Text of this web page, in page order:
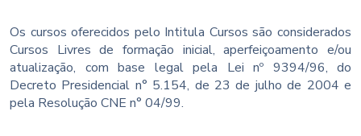
Os cursos oferecidos pelo Intitula Cursos são considerados
Cursos Livres de formação inicial, aperfeiçoamento e/ou
atualização, com base legal pela Lei nº 9394/96, do
Decreto Presidencial n° 5.154, de 23 de julho de 2004 e
pela Resolução CNE n° 04/99.